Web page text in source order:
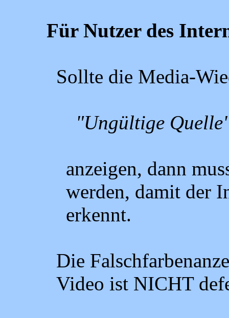
Für Nutzer des
Sollte die Media-
"Ungültige
anzeigen, dann
werden, damit der
erkennt.
Die
Video ist NICHT